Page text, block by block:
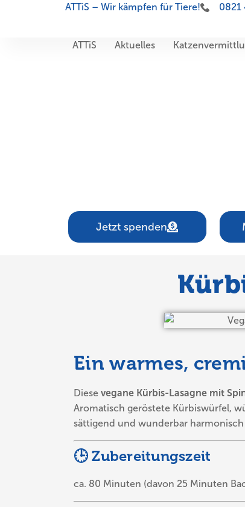
ATTiS – Wir kämpfen für Tiere! 0821
ATTiS Aktuelles
Jetzt spenden
Ein warmes,
Diese vegane Kürbis-Lasagne mit
Aromatisch geröstete Kürbiswürfel,
sättigend und wunderbar harmonisch
🕒 Zubereitungszeit
ca. 80 Minuten (davon 25 Minuten